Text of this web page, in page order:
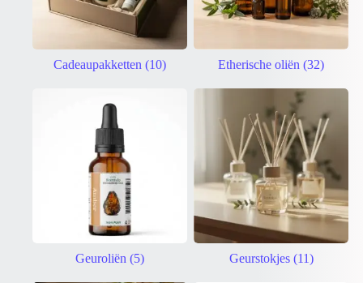
Cadeaupakketten(10) Etherische oliën(32)
Geuroliën(5) Geurstokjes (11)